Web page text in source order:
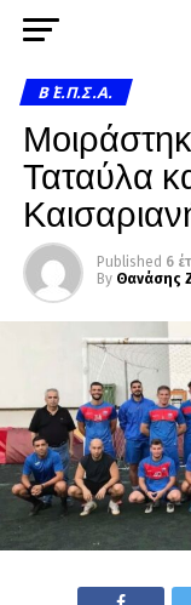
Β΄ Ε.Π.Σ.Α.
Ταταύλα
Published 6
By Θανάσης